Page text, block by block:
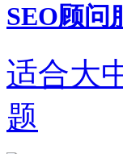
SEO顾问
适合大
题